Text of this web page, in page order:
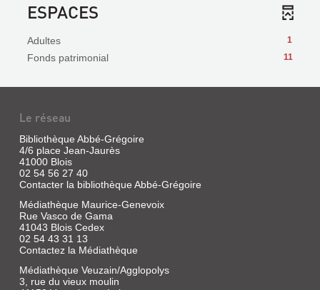
ESPACES
1
Adultes
11
Fonds patrimonial
Le réseau
Bibliothèque Abbé-Grégoire
4/6 place Jean-Jaurès
41000 Blois
02 54 56 27 40
Contacter la bibliothèque Abbé-Grégoire
Médiathèque Maurice-Genevoix
Rue Vasco de Gama
41043 Blois Cedex
02 54 43 31 13
Contactez la Médiathèque
Médiathèque Veuzain/Agglopolys
3, rue du vieux moulin